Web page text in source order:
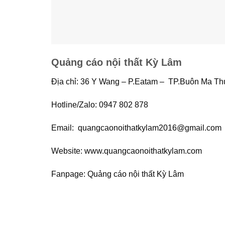
Quảng cáo nội thất Kỳ Lâm
Địa chỉ: 36 Y Wang – P.Eatam – TP.Buôn Ma
Hotline/Zalo: 0947 802 878
Email: quangcaonoithatkylam2016@gmail.com
Website: www.quangcaonoithatkylam.com
Fanpage: Quảng cáo nội thất Kỳ Lâm